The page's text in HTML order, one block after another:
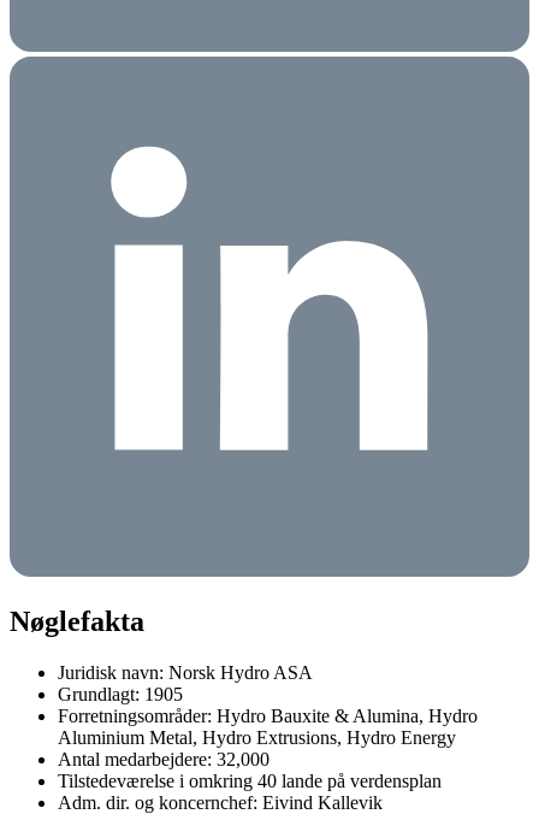
Nøglefakta
Juridisk navn: Norsk Hydro ASA
Grundlagt: 1905
Forretningsområder: Hydro Bauxite & Alumina, Hydro
Aluminium Metal, Hydro Extrusions, Hydro Energy
Antal medarbejdere: 32,000
Tilstedeværelse i omkring 40 lande på verdensplan
Adm. dir. og koncernchef: Eivind Kallevik